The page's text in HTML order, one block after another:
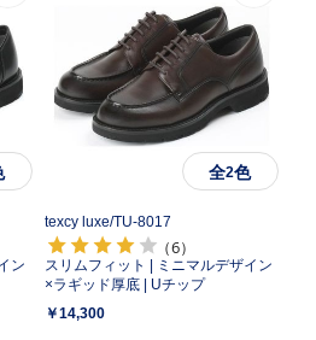
ン
全2色
texcy luxe/TU-8017
（6）
スリムフィット | ミニマルデザイン
×ラギッド厚底 | Uチップ
￥14,300